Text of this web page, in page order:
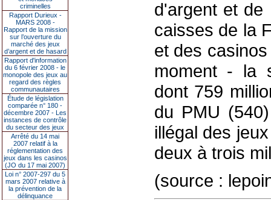
criminelles
Rapport Durieux -
MARS 2008 -
Rapport de la mission
sur l’ouverture du
marché des jeux
d’argent et de hasard
Rapport d'information
du 6 février 2008 - le
monopole des jeux au
regard des règles
communautaires
Étude de législation
comparée n° 180 -
décembre 2007 - Les
instances de contrôle
du secteur des jeux
Arrêté du 14 mai
2007 relatif à la
réglementation des
jeux dans les casinos
(JO du 17 mai 2007)
Loi n° 2007-297 du 5
mars 2007 relative à
la prévention de la
délinquance
d'argent et de
caisses de la
et des
moment - la
dont 759
du PMU
illégal des
deux à trois
(source :